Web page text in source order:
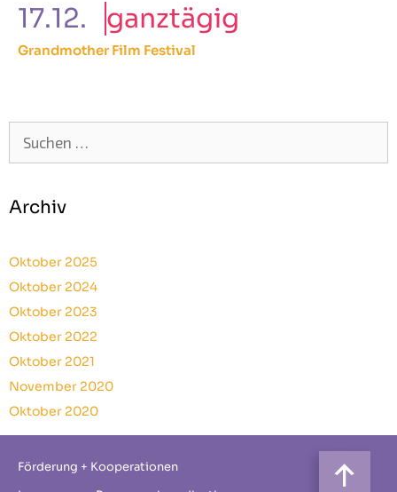
17.12.
ganztägig
Grandmother Film Festival
Suchen
Archiv
Oktober 2025
Oktober 2024
Oktober 2023
Oktober 2022
Oktober 2021
November 2020
Oktober 2020
Förderung + Kooperationen